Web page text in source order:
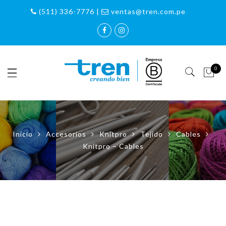
(511) 336-7776 | ventas@tren.com.pe
0
Inicio Accesorios Knitpro Tejido
Cables
Knitpro – Cables